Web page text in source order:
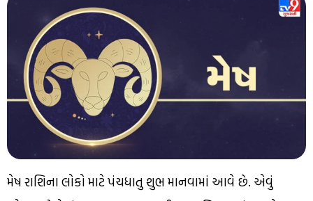
મેષ રાશિના લોકો માટે પંચધાતુ શુભ માનવામાં આવે છે. એવું